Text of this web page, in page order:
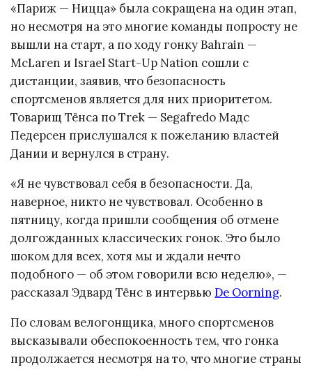
«Париж — Ницца» была сокращена на один этап,
но несмотря на это многие команды попросту не
вышли на старт, а по ходу гонку Bahrain —
McLaren и Israel Start-Up Nation сошли с
дистанции, заявив, что безопасность
спортсменов является для них приоритетом.
Товарищ Тёнса по Trek — Segafredo Мадс
Педерсен прислушался к пожеланию властей
Дании и вернулся в страну.
«Я не чувствовал себя в безопасности. Да,
наверное, никто не чувствовал. Особенно в
пятницу, когда пришли сообщения об отмене
долгожданных классических гонок. Это было
шоком для всех, хотя мы и ждали нечто
подобного — об этом говорили всю неделю», —
рассказал Эдвард Тёнс в интервью De Oorning.
По словам велогонщика, много спортсменов
высказывали обеспокоенность тем, что гонка
продолжается несмотря на то, что многие страны